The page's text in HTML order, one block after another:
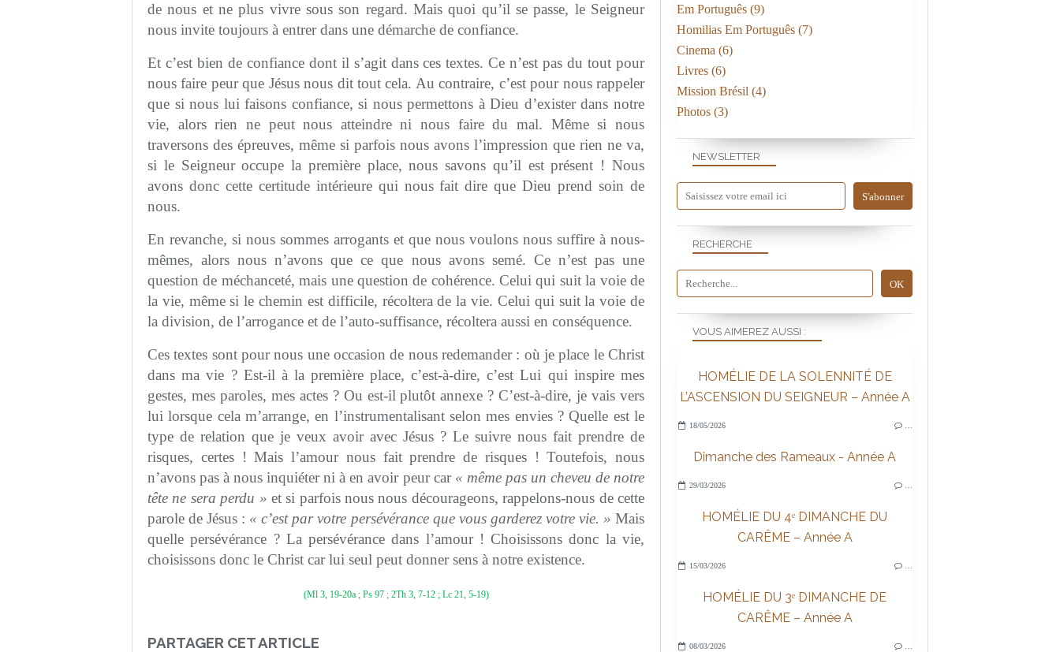
de nous et ne plus vivre sous son regard. Mais quoi qu’il se passe, le Seigneur
nous invite toujours à entrer dans une démarche de confiance.
Et c’est bien de confiance dont il s’agit dans ces textes. Ce n’est pas du tout pour
nous faire peur que Jésus nous dit tout cela. Au contraire, c’est pour nous rappeler
que si nous lui faisons confiance, si nous permettons à Dieu d’exister dans notre
vie, alors rien ne peut nous atteindre ni nous faire du mal. Même si nous
traversons des épreuves, même si parfois nous avons l’impression que rien ne va,
si le Seigneur occupe la première place, nous savons qu’il est présent ! Nous
avons donc cette certitude intérieure qui nous fait dire que Dieu prend soin de
nous.
En revanche, si nous sommes arrogants et que nous voulons nous suffire à nous-
mêmes, alors nous n’avons que ce que nous avons semé. Ce n’est pas une
question de méchanceté, mais une question de cohérence. Celui qui suit la voie de
la vie, même si le chemin est difficile, récoltera de la vie. Celui qui suit la voie de
la division, de l’arrogance et de l’auto-suffisance, récoltera aussi en conséquence.
Ces textes sont pour nous une occasion de nous redemander : où je place le Christ
dans ma vie ? Est-il à la première place, c’est-à-dire, c’est Lui qui inspire mes
gestes, mes paroles, mes actes ? Ou est-il plutôt annexe ? C’est-à-dire, je vais vers
lui lorsque cela m’arrange, en l’instrumentalisant selon mes envies ? Quelle est le
type de relation que je veux avoir avec Jésus ? Le suivre nous fait prendre de
risques, certes ! Mais l’amour nous fait prendre de risques ! Toutefois, nous
n’avons pas à nous inquiéter ni à en avoir peur car « même pas un cheveu de notre
tête ne sera perdu » et si parfois nous nous décourageons, rappelons-nous de cette
parole de Jésus : « c’est par votre persévérance que vous garderez votre vie. » Mais
quelle persévérance ? La persévérance dans l’amour ! Choisissons donc la vie,
choisissons donc le Christ car lui seul peut donner sens à notre existence.
(Ml 3, 19-20a ; Ps 97 ; 2Th 3, 7-12 ; Lc 21, 5-19)
PARTAGER CET ARTICLE
NEWSLETTER
RECHERCHE
VOUS AIMEREZ AUSSI :
HOMÉLIE DE LA SOLENNITÉ DE
L’ASCENSION DU SEIGNEUR – Année A
18/05/2026
Dimanche des Rameaux - Année A
29/03/2026
HOMÉLIE DU 4ᵉ DIMANCHE DU
CARÊME – Année A
15/03/2026
HOMÉLIE DU 3ᵉ DIMANCHE DE
CARÊME – Année A
08/03/2026
Em Português (9)
Homilias Em Português (7)
Cinema (6)
Livres (6)
Mission Brésil (4)
Photos (3)